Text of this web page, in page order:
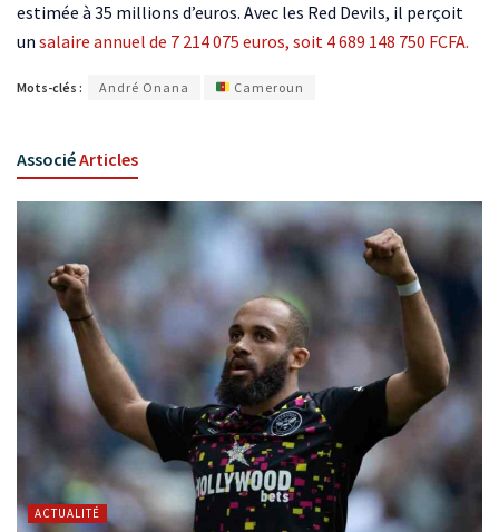
estimée à 35 millions d’euros. Avec les Red Devils, il perçoit
un salaire annuel de 7 214 075 euros, soit 4 689 148 750 FCFA.
Mots-clés : André Onana Cameroun
AssociéArticles
ACTUALITÉ